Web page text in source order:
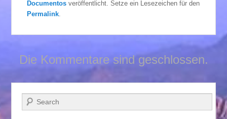
Documentos veröffentlicht. Setze ein Lesezeichen für den
Permalink
Die Kommentare sind geschlossen.
Suchen